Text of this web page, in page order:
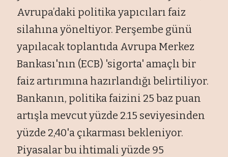
Avrupa’daki politika yapıcıları faiz
silahına yöneltiyor. Perşembe günü
yapılacak toplantıda Avrupa Merkez
Bankası'nın (ECB) 'sigorta' amaçlı bir
faiz artırımına hazırlandığı belirtiliyor.
Bankanın, politika faizini 25 baz puan
artışla mevcut yüzde 2.15 seviyesinden
yüzde 2,40'a çıkarması bekleniyor.
Piyasalar bu ihtimali yüzde 95